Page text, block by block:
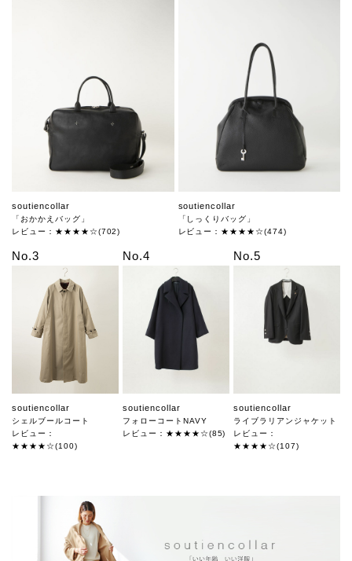
soutiencollar
「おかかえバッグ」
レビュー：★★★★☆(702)
soutiencollar
「しっくりバッグ」
レビュー：★★★★☆(474)
No.3
soutiencollar
シェルブールコート
レビュー：
★★★★☆(100)
No.4
soutiencollar
フォローコートNAVY
レビュー：★★★★☆(85)
No.5
soutiencollar
ライブラリアンジャケット
レビュー：
★★★★☆(107)